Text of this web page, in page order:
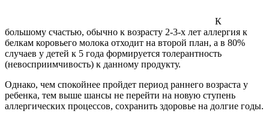
К
большому счастью, обычно к возрасту 2-3-х лет аллергия к
белкам коровьего молока отходит на второй план, а в 80%
случаев у детей к 5 года формируется толерантность
(невосприимчивость) к данному продукту.
Однако, чем спокойнее пройдет период раннего возраста у
ребенка, тем выше шансы не перейти на новую ступень
аллергических процессов, сохранить здоровье на долгие годы.